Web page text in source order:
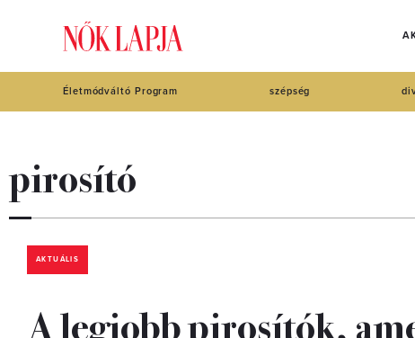
Életmódváltó Program szépség
pirosító
AKTUÁLIS
A legjobb pirosítók,